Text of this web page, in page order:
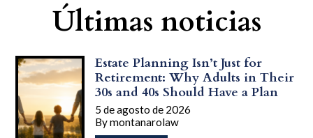
Últimas noticias
Estate Planning Isn’t Just for
Retirement: Why Adults in Their
30s and 40s Should Have a Plan
5 de agosto de 2026
Bymontanarolaw